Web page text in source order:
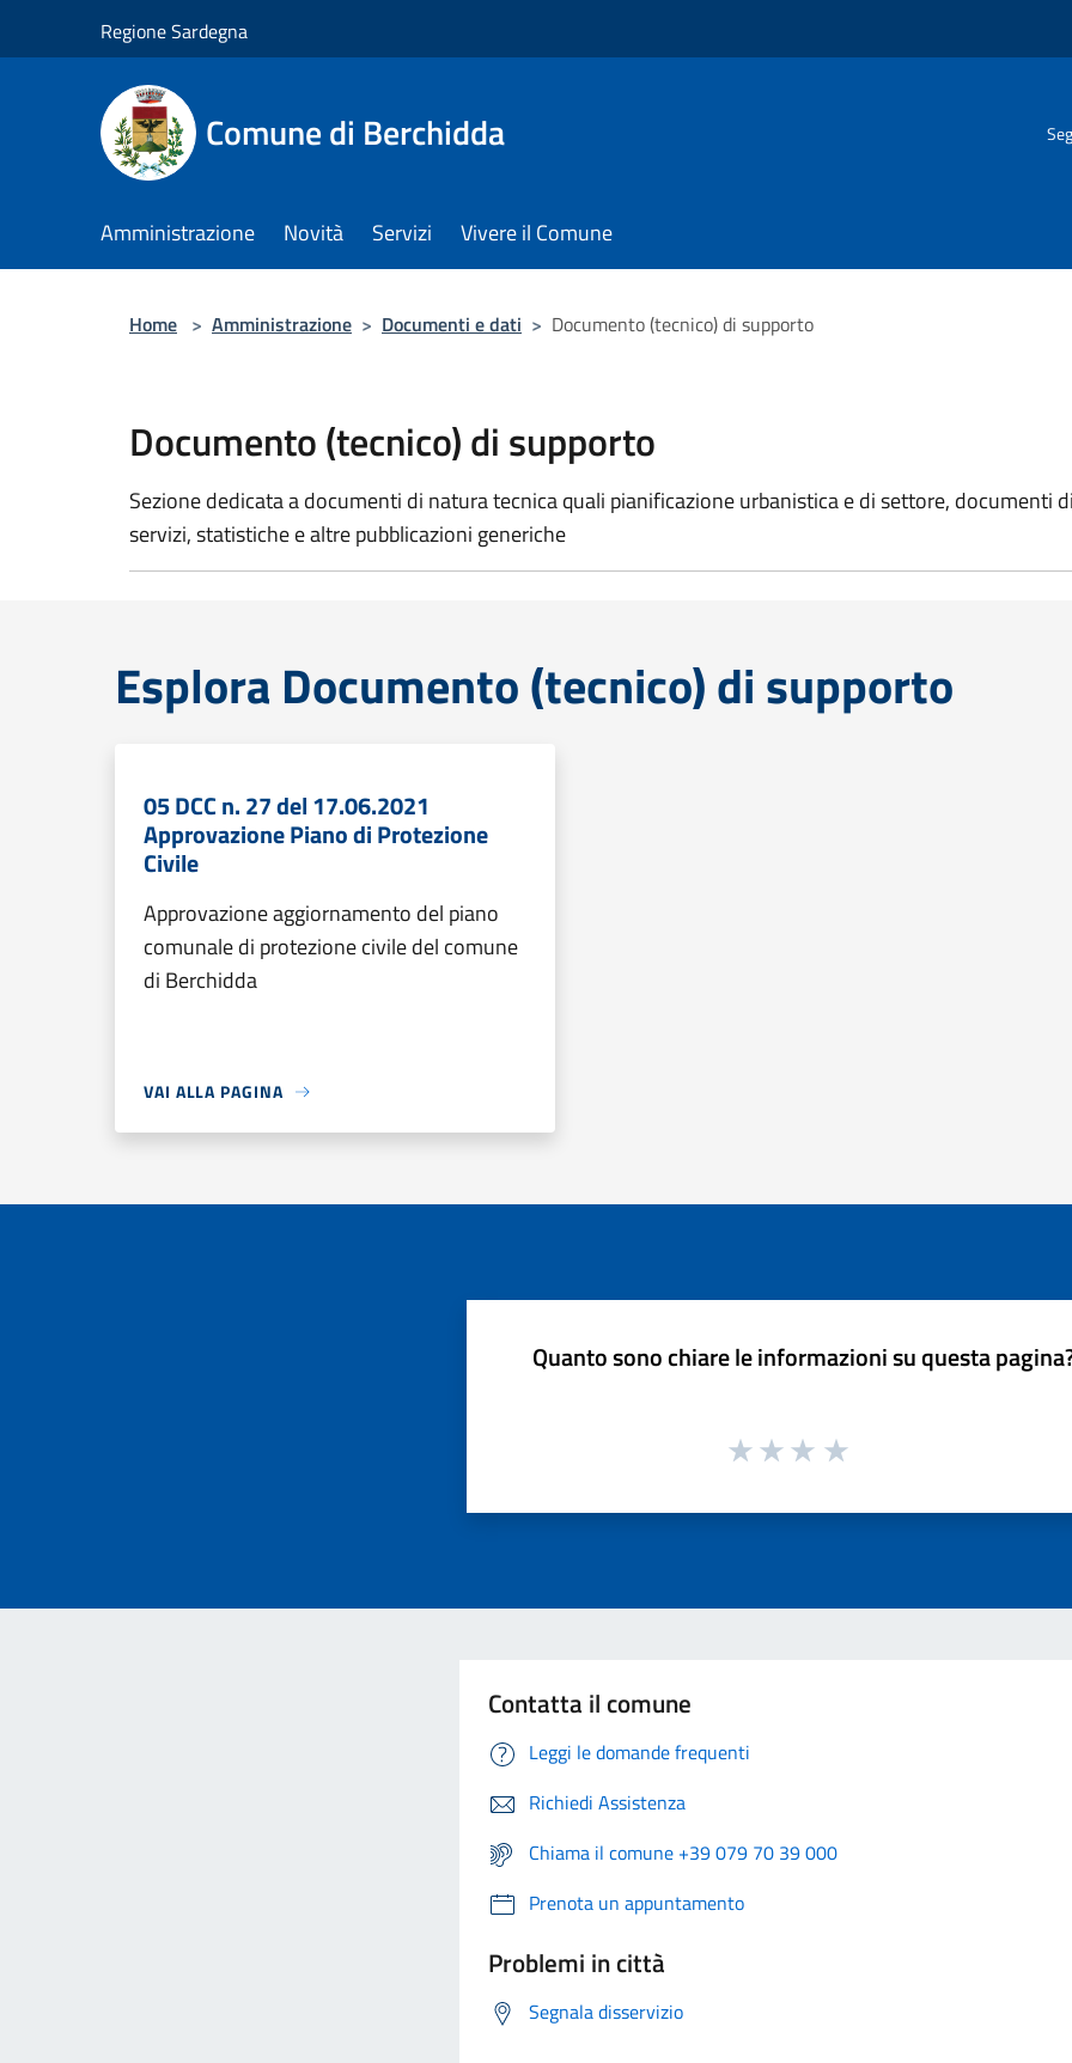
Regione Sardegna
Comune di Berchidda
Amministrazione Novità Servizi Vivere il Comune
Home > Amministrazione > Documenti e dati > Documento (tecnico) di supporto
Documento (tecnico) di supporto
Sezione dedicata a documenti di natura tecnica quali pianificazione urbanistica e di settore, documenti
servizi, statistiche e altre pubblicazioni generiche
Esplora Documento (tecnico) di supporto
05 DCC n. 27 del 17.06.2021
Approvazione Piano di Protezione
Civile
Approvazione aggiornamento del piano
comunale di protezione civile del comune
di Berchidda
VAI ALLA PAGINA
Quanto sono chiare le informazioni su questa
Contatta il comune
Leggi le domande frequenti
Richiedi Assistenza
Chiama il comune +39 079 70 39 000
Prenota un appuntamento
Problemi in città
Segnala disservizio